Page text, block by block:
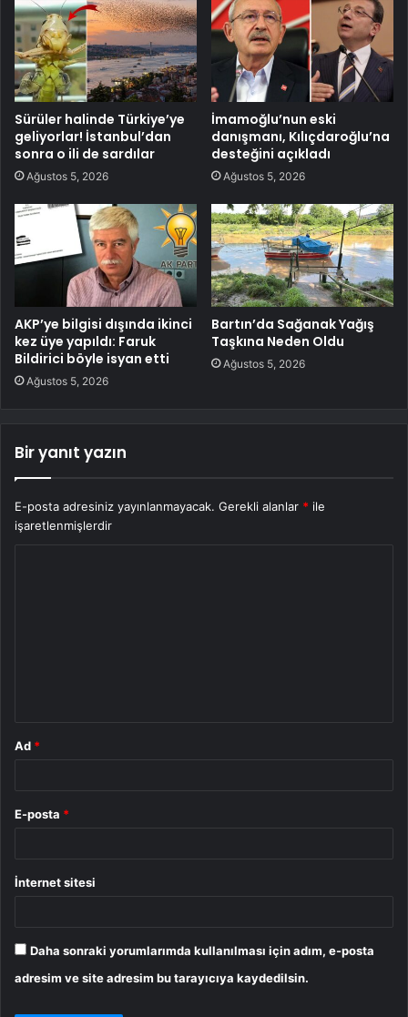
Sürüler halinde Türkiye’ye
geliyorlar! İstanbul’dan
sonra o ili de sardılar
Ağustos 5, 2026
İmamoğlu’nun eski
danışmanı, Kılıçdaroğlu’na
desteğini açıkladı
Ağustos 5, 2026
AKP’ye bilgisi dışında ikinci
kez üye yapıldı: Faruk
Bildirici böyle isyan etti
Ağustos 5, 2026
Bartın’da Sağanak Yağış
Taşkına Neden Oldu
Ağustos 5, 2026
Bir yanıt yazın
E-posta adresiniz yayınlanmayacak. Gerekli alanlar * ile
işaretlenmişlerdir
Ad *
E-posta *
İnternet sitesi
Daha sonraki yorumlarımda kullanılması için adım, e-posta
adresim ve site adresim bu tarayıcıya kaydedilsin.